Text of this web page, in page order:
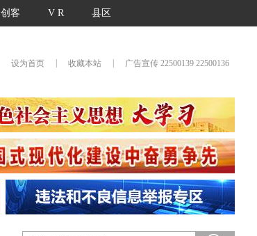
创客 V R 县区
设为首页 收藏本站 广告宣传 22500139 22500136